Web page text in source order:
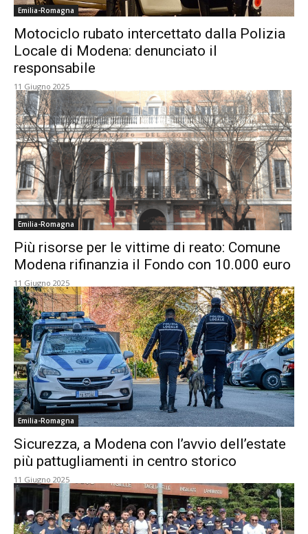
Emilia-Romagna
Motociclo rubato intercettato dalla Polizia
Locale di Modena: denunciato il
responsabile
11 Giugno 2025
Emilia-Romagna
Più risorse per le vittime di reato: Comune
Modena rifinanzia il Fondo con 10.000 euro
11 Giugno 2025
Emilia-Romagna
Sicurezza, a Modena con l’avvio dell’estate
più pattugliamenti in centro storico
11 Giugno 2025